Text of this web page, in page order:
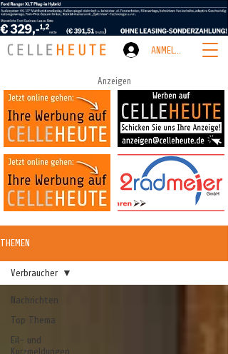
ANMELDEN
Anzeigen
THEMEN
Nachrichten
Top Thema
Eil- und
Kurzmeldungen
Verbraucher